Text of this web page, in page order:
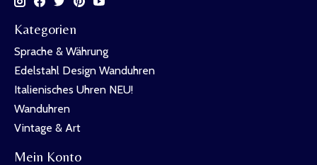
Kategorien
Sprache & Währung
Edelstahl Design Wanduhren
Italienisches Uhren NEU!
Wanduhren
Vintage & Art
Mein Konto